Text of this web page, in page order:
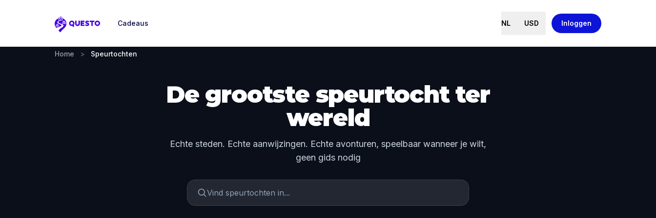
Questo
Cadeaus NL USD Inloggen
Home > Speurtochten
De grootste speurtocht ter
wereld
Echte steden. Echte aanwijzingen. Echte avonturen, speelbaar wanneer je wilt,
geen gids nodig